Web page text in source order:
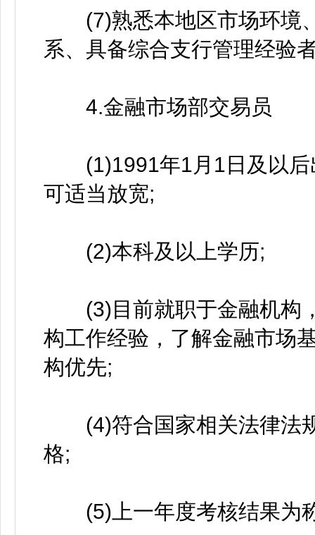
(7)熟悉本地区市场环境
系、具备综合支行管理经验
4.金融市场部交易员
(1)1991年1月1日及以后
可适当放宽;
(2)本科及以上学历;
(3)目前就职于金融机构
构工作经验，了解金融市场
构优先;
(4)符合国家相关法律法
格;
(5)上一年度考核结果为